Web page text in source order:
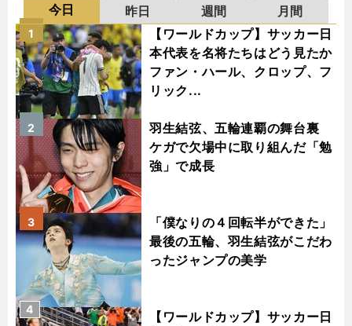
今日 昨日 週間
月間
【ワールドカップ】サッカー日
本代表を名将たちはどう見たか
ファン・ハール、クロップ、フ
リック...
1
羽生結弦、五輪連覇の舞台裏
ケガで欠場中に取り組んだ「勉
強」で成長
2
「僕なりの４回転半ができた」
最後の五輪、羽生結弦がこだわ
ったジャンプの美学
3
【ワールドカップ】サッカー日
4